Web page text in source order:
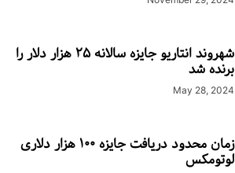
شهروند انتاریو جایزه سالانه ۲۵ هزار دلار را
برنده شد
May 28, 2024
زمان محدود دریافت جایزه ۱۰۰ هزار دلاری
لوتومکس